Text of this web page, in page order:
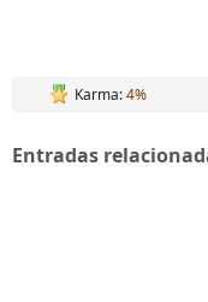
Karma:4%
Entradas